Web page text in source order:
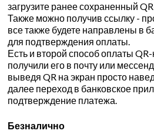
загрузите ранее сохраненный
Также можно получив ссылку -
все также будете направлены в
для подтверждения оплаты.
Есть и второй способ оплаты
получили его в почту или
выведя QR на экран просто
далее переход в банковское
подтверждение платежа.
Безналично